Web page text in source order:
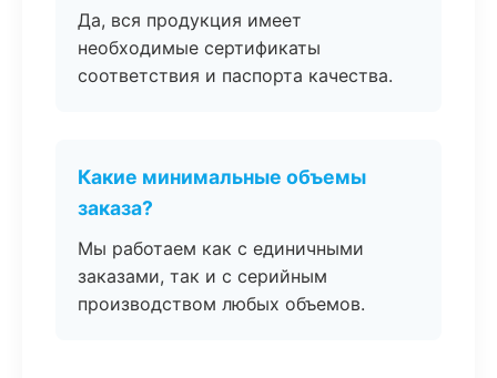
Да, вся продукция имеет
необходимые сертификаты
соответствия и паспорта качества.
Какие минимальные объемы
заказа?
Мы работаем как с единичными
заказами, так и с серийным
производством любых объемов.